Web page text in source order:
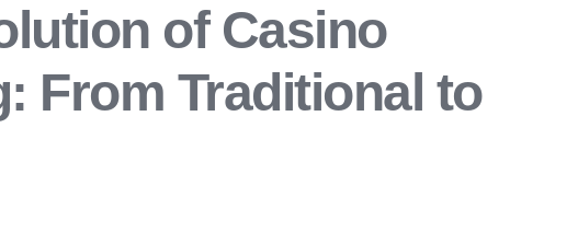
of Casino
From Traditional to